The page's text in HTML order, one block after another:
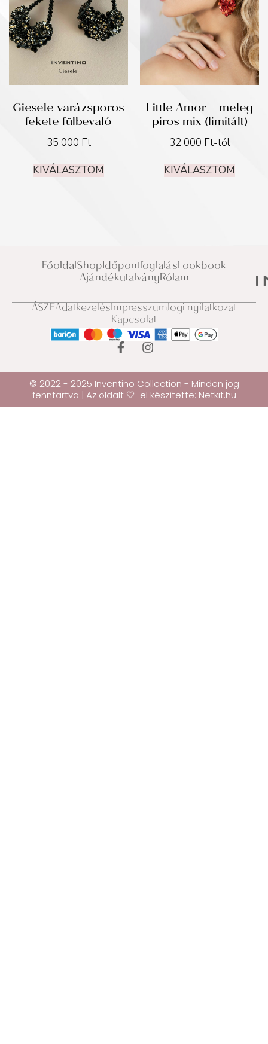
Giesele varázsporos
fekete fülbevaló
35 000 Ft
KIVÁLASZTOM
Little Amor – meleg
piros mix (limitált)
32 000 Ft-tól
KIVÁLASZTOM
FőoldalShopIdőpontfoglalásLookbook
AjándékutalványRólam
ÁSZFAdatkezelésImpresszumJogi nyilatkozat
Kapcsolat
© 2022 - 2025 Inventino Collection - Minden jog
fenntartva | Az oldalt 🤍-el készítette: Netkit.hu